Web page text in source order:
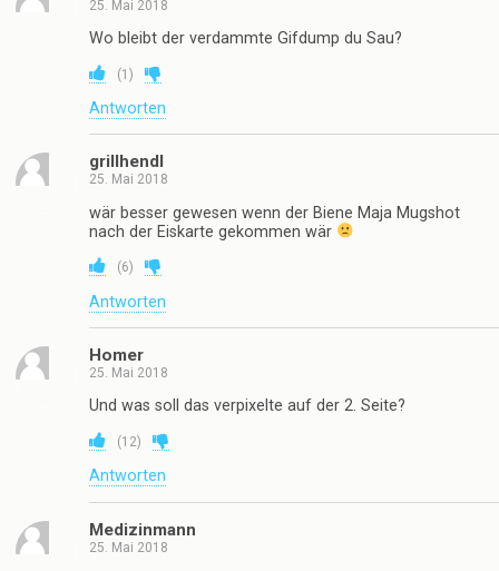
25. Mai 2018
Wo bleibt der verdammte Gifdump du Sau?
(1 )
Antworten
grillhendl
25. Mai 2018
wär besser gewesen wenn der Biene Maja Mugshot
nach der Eiskarte gekommen wär
(6)
Antworten
Homer
25. Mai 2018
Und was soll das verpixelte auf der 2. Seite?
(12)
Antworten
Medizinmann
25. Mai 2018